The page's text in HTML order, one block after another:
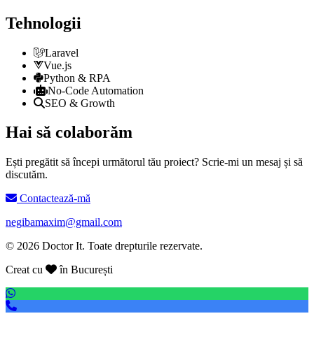
Tehnologii
Laravel
Vue.js
Python & RPA
No-Code Automation
SEO & Growth
Hai să colaborăm
Ești pregătit să începi următorul tău proiect? Scrie-mi un mesaj și să
discutăm.
Contactează-mă
negibamaxim@gmail.com
© 2026 Doctor It. Toate drepturile rezervate.
Creat cu
în București